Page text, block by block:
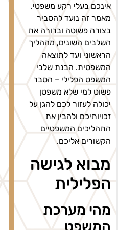
אינכם בעלי רקע משפטי.
מאמר זה נועד להסביר
בצורה פשוטה וברורה את
השלבים השונים, מההליך
הראשוני ועד לתוצאה
המשפטית. הבנת שלבי
המשפט הפלילי – הסבר
פשוט למי שלא משפטן
יכולה לעזור לכם להגן על
זכויותיכם ולהבין את
התהליכים המשפטיים
הקשורים אליכם.
מבוא לגישה
הפלילית
מהי מערכת